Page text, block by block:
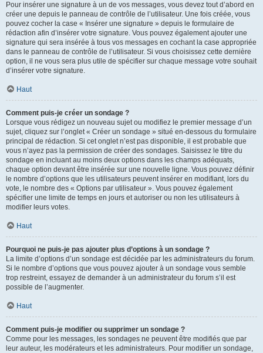
Pour insérer une signature à un de vos messages, vous devez tout d’abord en
créer une depuis le panneau de contrôle de l’utilisateur. Une fois créée, vous
pouvez cocher la case « Insérer une signature » depuis le formulaire de
rédaction afin d’insérer votre signature. Vous pouvez également ajouter une
signature qui sera insérée à tous vos messages en cochant la case appropriée
dans le panneau de contrôle de l’utilisateur. Si vous choisissez cette dernière
option, il ne vous sera plus utile de spécifier sur chaque message votre souhait
d’insérer votre signature.
Haut
Comment puis-je créer un sondage ?
Lorsque vous rédigez un nouveau sujet ou modifiez le premier message d’un
sujet, cliquez sur l’onglet « Créer un sondage » situé en-dessous du formulaire
principal de rédaction. Si cet onglet n’est pas disponible, il est probable que
vous n’ayez pas la permission de créer des sondages. Saisissez le titre du
sondage en incluant au moins deux options dans les champs adéquats,
chaque option devant être insérée sur une nouvelle ligne. Vous pouvez définir
le nombre d’options que les utilisateurs peuvent insérer en modifiant, lors du
vote, le nombre des « Options par utilisateur ». Vous pouvez également
spécifier une limite de temps en jours et autoriser ou non les utilisateurs à
modifier leurs votes.
Haut
Pourquoi ne puis-je pas ajouter plus d’options à un sondage ?
La limite d’options d’un sondage est décidée par les administrateurs du forum.
Si le nombre d’options que vous pouvez ajouter à un sondage vous semble
trop restreint, essayez de demander à un administrateur du forum s’il est
possible de l’augmenter.
Haut
Comment puis-je modifier ou supprimer un sondage ?
Comme pour les messages, les sondages ne peuvent être modifiés que par
leur auteur, les modérateurs et les administrateurs. Pour modifier un sondage,